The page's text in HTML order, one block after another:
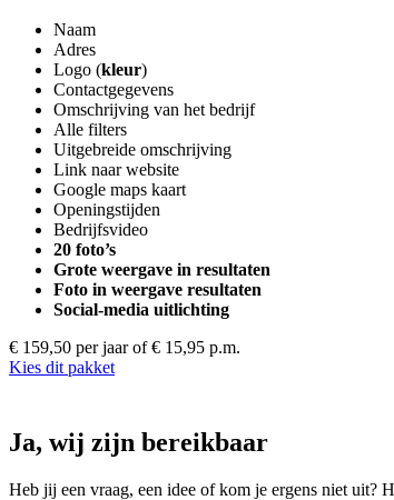
Naam
Adres
Logo (kleur)
Contactgegevens
Omschrijving van het bedrijf
Alle filters
Uitgebreide omschrijving
Link naar website
Google maps kaart
Openingstijden
Bedrijfsvideo
20 foto’s
Grote weergave in resultaten
Foto in weergave resultaten
Social-media uitlichting
€ 159,50 per jaar of € 15,95 p.m.
Kies dit pakket
Ja, wij zijn bereikbaar
Heb jij een vraag, een idee of kom je ergens niet uit?